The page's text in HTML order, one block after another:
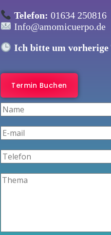
Telefon: 01634 250816
Info@amomicuerpo.de
Ich bitte um
Termin Buchen
N
a
m
e
*
E
-
m
a
i
T
e
lT
*